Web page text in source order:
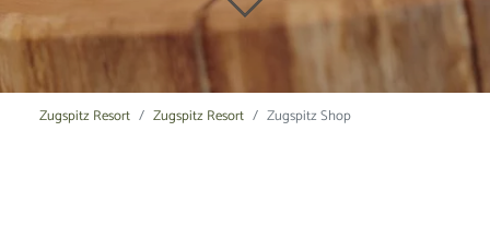
Zugspitz Resort Zugspitz Resort Zugspitz Shop